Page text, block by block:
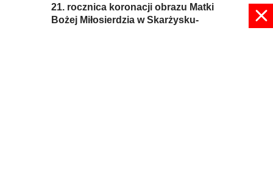
21. rocznica koronacji obrazu Matki
Bożej Miłosierdzia w Skarżysku-